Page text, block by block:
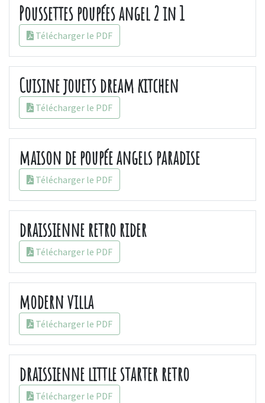
Poussettes poupées angel 2 in 1
Télécharger le PDF
Cuisine jouets dream kitchen
Télécharger le PDF
maison de poupée angels paradise
Télécharger le PDF
draissienne retro rider
Télécharger le PDF
modern villa
Télécharger le PDF
draissienne little starter retro
Télécharger le PDF